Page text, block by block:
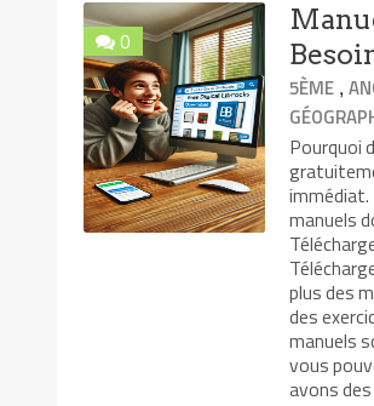
0
5ÈME ,
Pourquoi
manuels
plus des
des
manuels
vous
avons